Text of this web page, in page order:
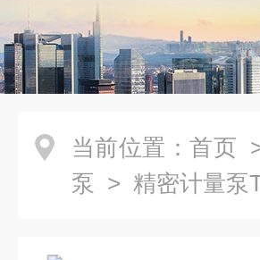
当前位置： 首页
泵 > 精密计量泵